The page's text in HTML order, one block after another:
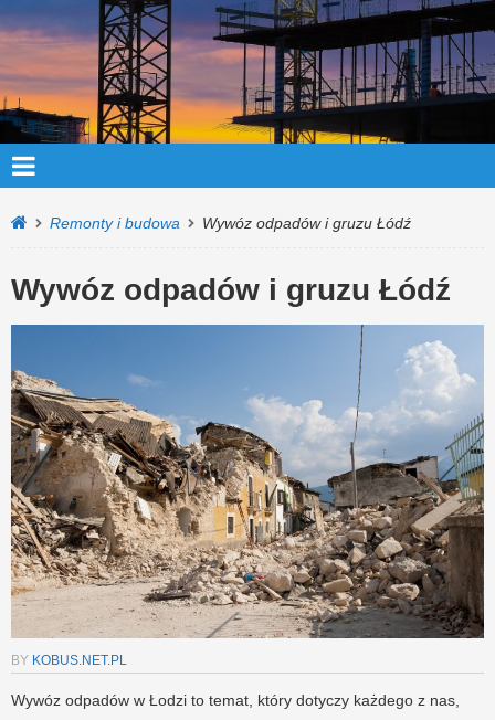
Remonty i budowa Wywóz odpadów i gruzu Łódź
Wywóz odpadów i gruzu Łódź
BY KOBUS.NET.PL
Wywóz odpadów w Łodzi to temat, który dotyczy każdego z nas,